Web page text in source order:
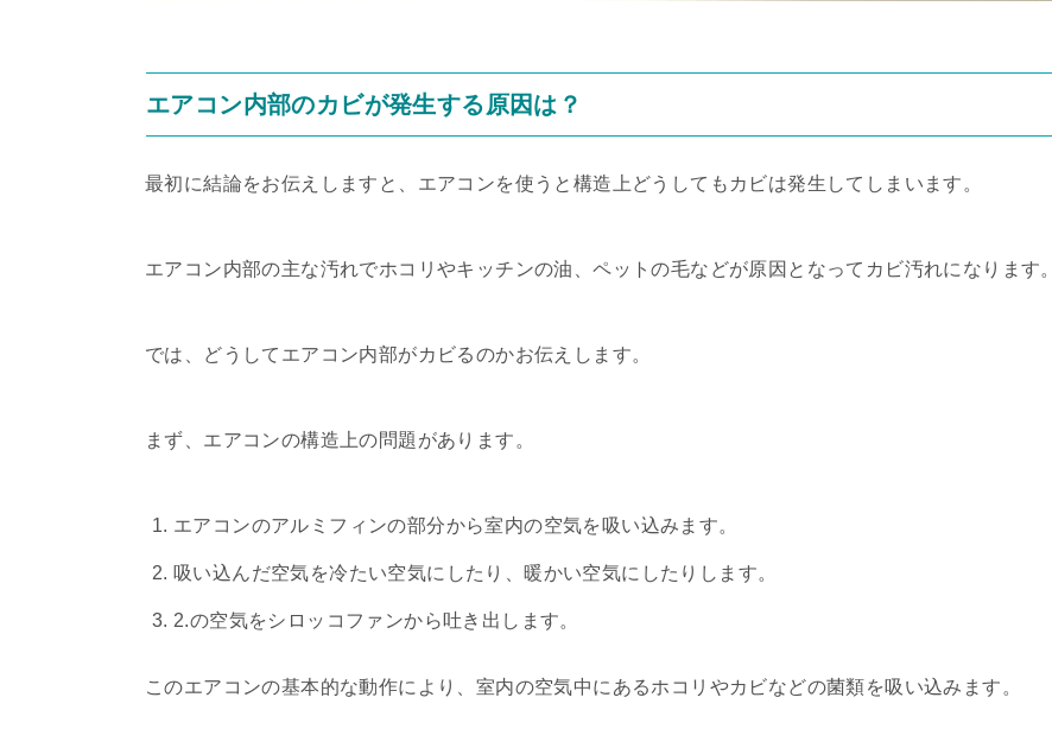
エアコン内部のカビが発生する原因は？
最初に結論をお伝えしますと、エアコンを使うと構造上どうしてもカビは発生してしまいます。
エアコン内部の主な汚れでホコリやキッチンの油、ペットの毛などが原因となってカビ汚れになります。
では、どうしてエアコン内部がカビるのかお伝えします。
まず、エアコンの構造上の問題があります。
エアコンのアルミフィンの部分から室内の空気を吸い込みます。
吸い込んだ空気を冷たい空気にしたり、暖かい空気にしたりします。
2.の空気をシロッコファンから吐き出します。
このエアコンの基本的な動作により、室内の空気中にあるホコリやカビなどの菌類を吸い込みます。